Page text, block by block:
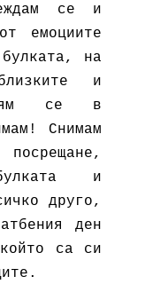
се и
емоциите
на
и
се в
Снимам
и
друго,
ден
са си